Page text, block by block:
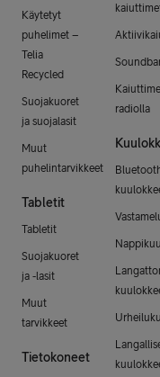
Käytetyt
puhelimet –
Telia
Recycled
Suojakuoret
ja suojalasit
Muut
puhelintarvikkeet
Tabletit
Tabletit
Suojakuoret
ja -lasit
Muut
tarvikkeet
Tietokoneet
radiolla